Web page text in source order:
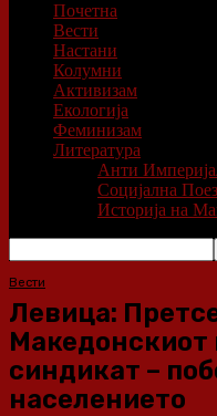
Почетна
Вести
Настани
Колумни
Активизам
Екологија
Феминизам
Литература
Анти
Социјална
Историја на
Вести
Левица:
Македонскиот
синдикат –
населението